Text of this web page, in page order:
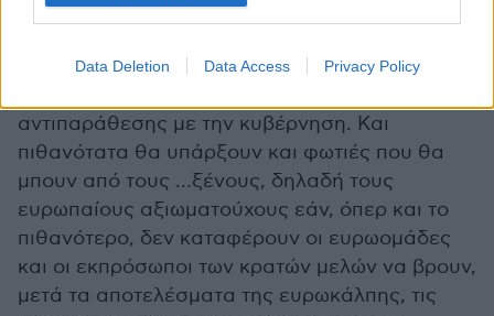
Data Deletion Data Access Privacy Policy
έχουμε παρατεταμένο πολιτικό καύσωνα αφού
αντιπολίτευσης όσο δεν θα τα βρίσκουν μεταξύ
αντιπαράθεσης με την κυβέρνηση. Και
πιθανότατα θα υπάρξουν και φωτιές που θα
μπουν από τους …ξένους, δηλαδή τους
ευρωπαίους αξιωματούχους εάν, όπερ και το
πιθανότερο, δεν καταφέρουν οι ευρωομάδες
και οι εκπρόσωποι των κρατών μελών να βρουν,
μετά τα αποτελέσματα της ευρωκάλπης, τις